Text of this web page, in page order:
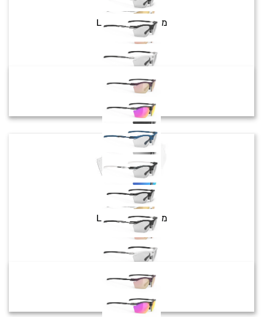
Rydon Slim
מק"ט:LE547803
צבע:
549
Rydon Slim
מק"ט:LE547303
צבע:
449